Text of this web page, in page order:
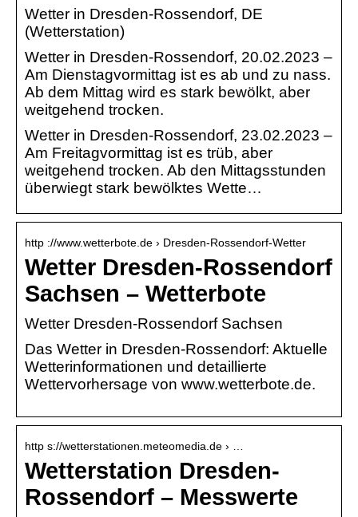
Wetter in Dresden-Rossendorf, DE
(Wetterstation)
Wetter in Dresden-Rossendorf, 20.02.2023 –
Am Dienstagvormittag ist es ab und zu nass.
Ab dem Mittag wird es stark bewölkt, aber
weitgehend trocken.
Wetter in Dresden-Rossendorf, 23.02.2023 –
Am Freitagvormittag ist es trüb, aber
weitgehend trocken. Ab den Mittagsstunden
überwiegt stark bewölktes Wette…
http ://www.wetterbote.de › Dresden-Rossendorf-Wetter
Wetter Dresden-Rossendorf
Sachsen – Wetterbote
Wetter Dresden-Rossendorf Sachsen
Das Wetter in Dresden-Rossendorf: Aktuelle
Wetterinformationen und detaillierte
Wettervorhersage von www.wetterbote.de.
http s://wetterstationen.meteomedia.de › …
Wetterstation Dresden-
Rossendorf – Messwerte